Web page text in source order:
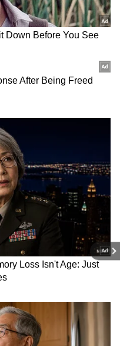
NEXT
మీ కోడలు రోహిణీనే
వడ్డీకూడా లాగింది’ అని
రవి చెక్ చేసి
మొత్తం చెప్పేసిన తర్వాత
అనిపించింది అని
ఆ డబ్బులు ఏం
ఆ డబ్బుతోనే
అడుగుతాడు.